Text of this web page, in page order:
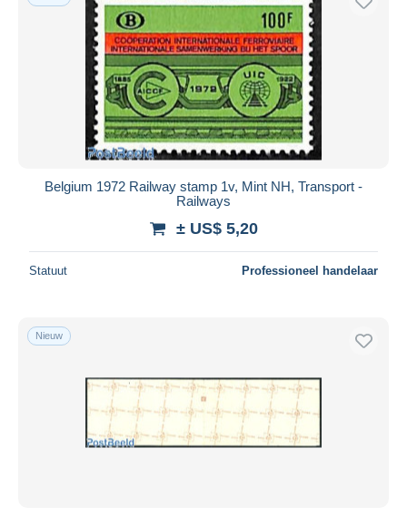
Belgium 1972 Railway stamp 1v, Mint NH, Transport -
Railways
± US$ 5,20
Statuut Professioneel handelaar
Nieuw